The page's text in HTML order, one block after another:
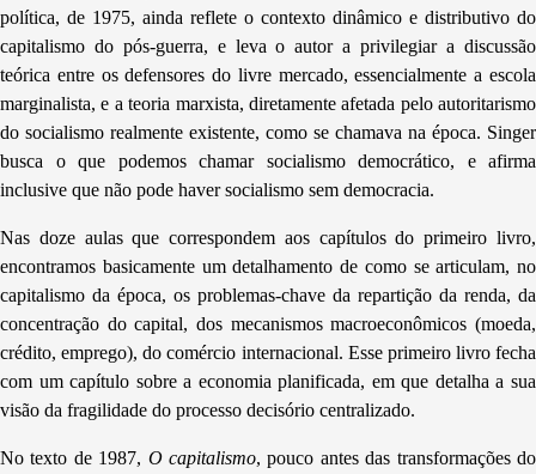
política, de 1975, ainda reflete o contexto dinâmico e distributivo do
capitalismo do pós-guerra, e leva o autor a privilegiar a discussão
teórica entre os defensores do livre mercado, essencialmente a escola
marginalista, e a teoria marxista, diretamente afetada pelo autoritarismo
do socialismo realmente existente, como se chamava na época. Singer
busca o que podemos chamar socialismo democrático, e afirma
inclusive que não pode haver socialismo sem democracia.
Nas doze aulas que correspondem aos capítulos do primeiro livro,
encontramos basicamente um detalhamento de como se articulam, no
capitalismo da época, os problemas-chave da repartição da renda, da
concentração do capital, dos mecanismos macroeconômicos (moeda,
crédito, emprego), do comércio internacional. Esse primeiro livro fecha
com um capítulo sobre a economia planificada, em que detalha a sua
visão da fragilidade do processo decisório centralizado.
No texto de 1987, O capitalismo, pouco antes das transformações do